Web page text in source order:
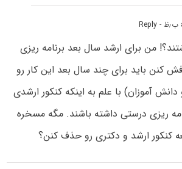
- Reply
من برای ارشد سال بعد برنامه ریزی
کنن باید برای چند سال بعد این کار رو‌
آموزان) با علم به اینکه کنکور ارشدی
ریزی درستی داشته باشند. مگه مسخره
کنکور ارشد و‌ دکتری رو‌ حذف کنن؟